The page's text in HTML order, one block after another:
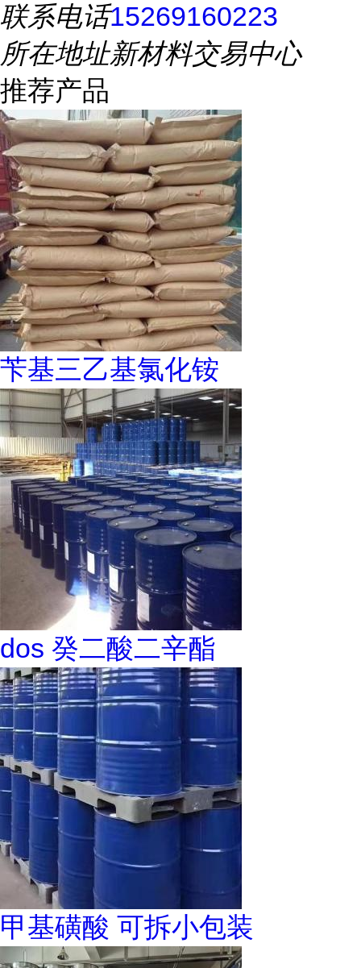
联系电话15269160223
所在地址新材料交易中心
推荐产品
苄基三乙基氯化铵
dos 癸二酸二辛酯
甲基磺酸 可拆小包装